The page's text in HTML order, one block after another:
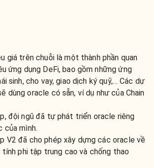
giá trên chuỗi là một thành phần quan
ứng dụng DeFi, bao gồm những ứng
sinh, cho vay, giao dịch ký quỹ,… Các dự
dùng oracle có sẵn, ví dụ như của Chain
đội ngũ đã tự phát triển oracle riêng
của mình.
V2 đã cho phép xây dựng các oracle về
phi tập trung cao và chống thao